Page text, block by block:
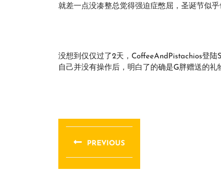
就差一点没凑整总觉得强迫症憋屈，圣诞节似
没想到仅仅过了2天，CoffeeAndPistachios登
自己并没有操作后，明白了的确是G胖赠送的
文
章
导
PREVIOUS
post: